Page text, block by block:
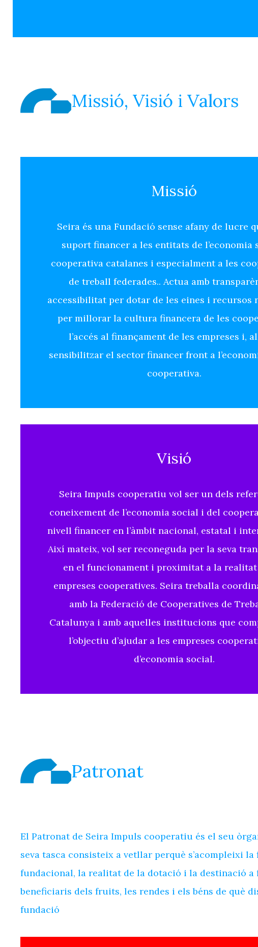
Missió, Visió i Valors
Missió
Seira és una Fundació sense afany de lucre
suport financer a les entitats de l’economia
cooperativa catalanes i especialment a les
de treball federades.. Actua amb
accessibilitat per dotar de les eines i recursos
per millorar la cultura financera de les
l’accés al finançament de les empreses i,
sensibilitzar el sector financer front a
cooperativa.
Visió
Seira Impuls cooperatiu vol ser un dels
coneixement de l’economia social i del
nivell financer en l’àmbit nacional, estatal i
Així mateix, vol ser reconeguda per la seva
en el funcionament i proximitat a la realitat
empreses cooperatives. Seira treballa
amb la Federació de Cooperatives de
Catalunya i amb aquelles institucions que
l’objectiu d’ajudar a les empreses
d’economia social.
Patronat
El Patronat de Seira Impuls cooperatiu és el seu
seva tasca consisteix a vetllar perquè s’acompleixi
fundacional, la realitat de la dotació i la destinació a
beneficiaris dels fruits, les rendes i els béns de què
fundació